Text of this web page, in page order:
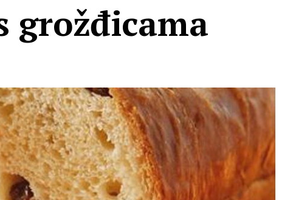
grožđicama